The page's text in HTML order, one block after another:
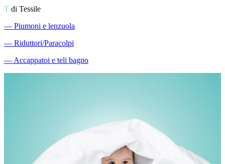
T di Tessile
― Piumoni e lenzuola
― Riduttori/Paracolpi
―Accappatoi e teli bagno